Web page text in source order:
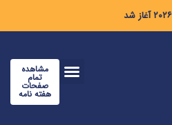
مشاهده
تمام
صفحات
هفته نامه